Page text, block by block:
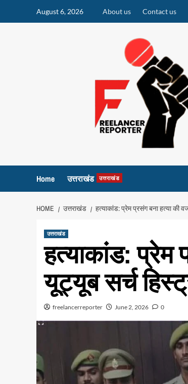
August 6, 2026 About us Contact us
Home उत्तराखंड उत्तराखंड
HOME उत्तराखंड हत्याकांड: प्रेम प्रसंग बना हत्या की
उत्तराखंड
हत्याकांड: प्रेम
यूट्यूब सर्च
freelancerreporter June 2, 2026 0